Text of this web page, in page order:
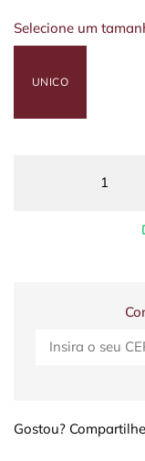
Selecione um
UNICO
Gostou?